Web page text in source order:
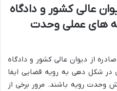
عالی کشور و دادگاه
های عملی وحدت
از دیوان عالی کشور و دادگاه
شکل دهی به رویه قضایی ایفا
وحدت رویه باشند. مرور برخی از